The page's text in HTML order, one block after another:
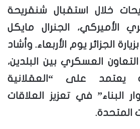
خلال استقبال شنقريحة
الأميركي، الجنرال مايكل
الجزائر يوم الأربعاء. وأشاد
العسكري بين البلدين،
يعتمد على “العقلانية
البناء” في تعزيز العلاقات
المتحدة.